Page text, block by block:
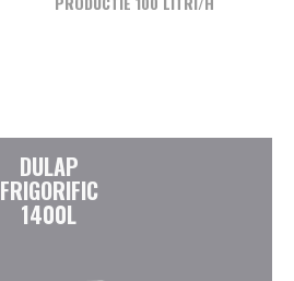
DULAP
FRIGORIFIC
1400L